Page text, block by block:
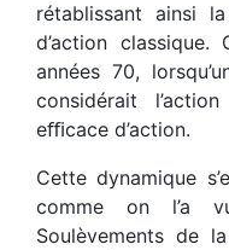
rétablissant ainsi
d’action
années 70,
considérait
eﬃcace d’action.
Cette dynamique
comme on l’a
Soulèvements de